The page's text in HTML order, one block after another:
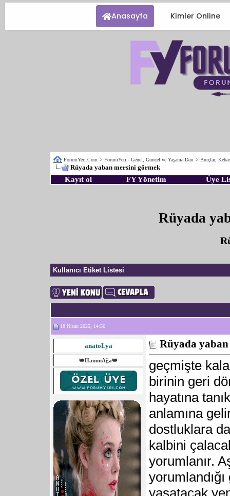
Anasayfa Kimler Online
ForumYeri.Com > ForumYeri - Genel, Güncel ve Yaşama Dair > Burçlar,
Rüyada yaban mersini görmek
Kayıt ol FY Yönetim Üye
Rüyada
Kullanıcı Etiket Listesi
18 Nisan 2025, 14:56
anatoLya
👑HanımAğa👑
Rüyada
geçmişte
birinin geri
hayatına
anlamına
dostluklara
kalbini
yorumlanır.